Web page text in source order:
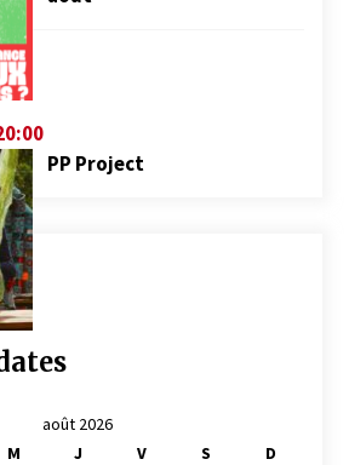
PP Project
août 2026
M J V S
D